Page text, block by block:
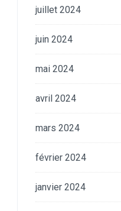
juillet 2024
juin 2024
mai 2024
avril 2024
mars 2024
février 2024
janvier 2024